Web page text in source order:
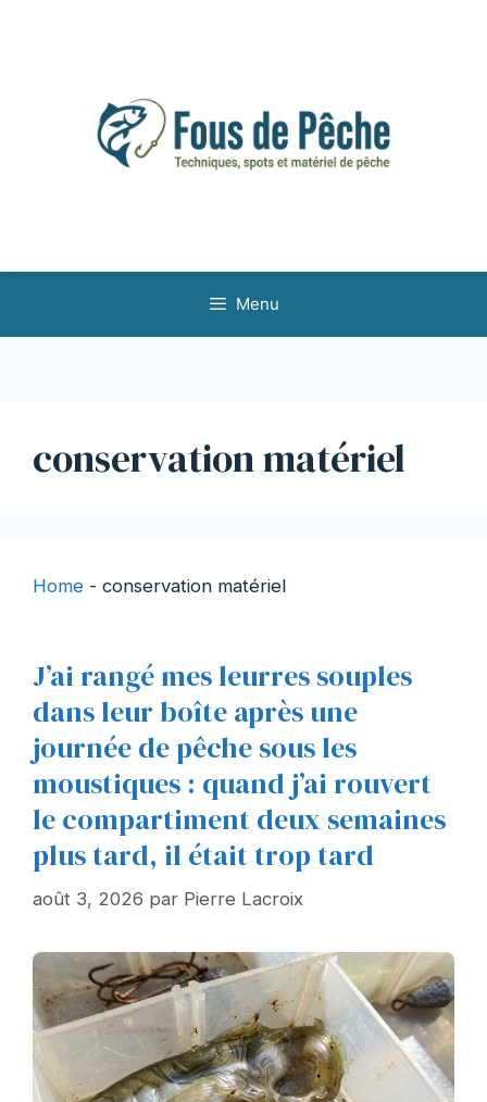
Menu
conservation matériel
Home - conservation matériel
J’ai rangé mes leurres souples
dans leur boîte après une
journée de pêche sous les
moustiques : quand j’ai rouvert
le compartiment deux semaines
plus tard, il était trop tard
août 3, 2026 par Pierre Lacroix